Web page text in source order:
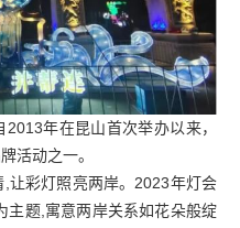
年在昆山首次举办以来，
活动之一。
,让彩灯照亮两岸。2023年灯会
主题,寓意两岸关系如花朵般绽